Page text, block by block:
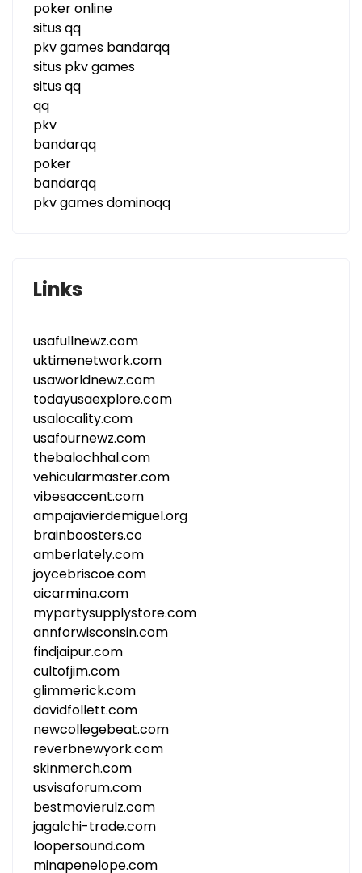
poker online
situs qq
pkv games bandarqq
situs pkv games
situs qq
qq
pkv
bandarqq
poker
bandarqq
pkv games dominoqq
Links
usafullnewz.com
uktimenetwork.com
usaworldnewz.com
todayusaexplore.com
usalocality.com
usafournewz.com
thebalochhal.com
vehicularmaster.com
vibesaccent.com
ampajavierdemiguel.org
brainboosters.co
amberlately.com
joycebriscoe.com
aicarmina.com
mypartysupplystore.com
annforwisconsin.com
findjaipur.com
cultofjim.com
glimmerick.com
davidfollett.com
newcollegebeat.com
reverbnewyork.com
skinmerch.com
usvisaforum.com
bestmovierulz.com
jagalchi-trade.com
loopersound.com
minapenelope.com